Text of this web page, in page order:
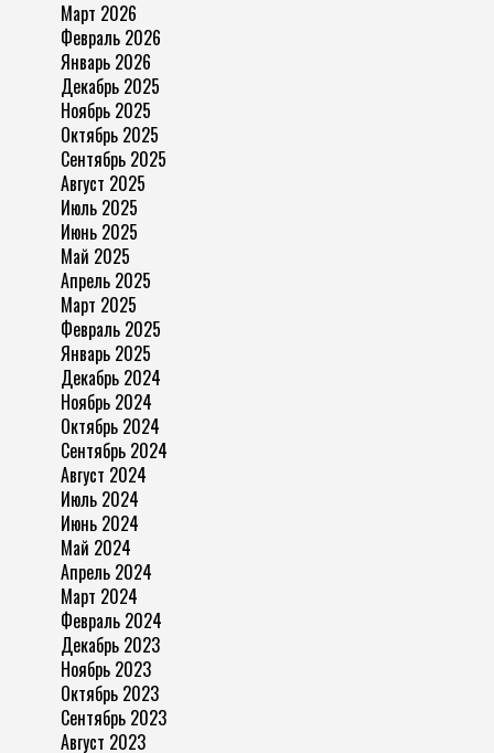
Март 2026
Февраль 2026
Январь 2026
Декабрь 2025
Ноябрь 2025
Октябрь 2025
Сентябрь 2025
Август 2025
Июль 2025
Июнь 2025
Май 2025
Апрель 2025
Март 2025
Февраль 2025
Январь 2025
Декабрь 2024
Ноябрь 2024
Октябрь 2024
Сентябрь 2024
Август 2024
Июль 2024
Июнь 2024
Май 2024
Апрель 2024
Март 2024
Февраль 2024
Декабрь 2023
Ноябрь 2023
Октябрь 2023
Сентябрь 2023
Август 2023